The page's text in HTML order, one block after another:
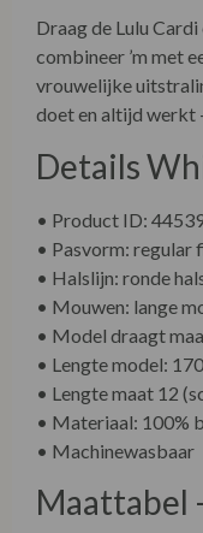
Draag de Lulu Cardi
combineer ’m met
vrouwelijke
doet en altijd werkt
Details
• Product ID:
• Pasvorm: regular
• Halslijn: ronde
• Mouwen: lange
• Model draagt
• Lengte model:
• Lengte maat 12
• Materiaal: 100%
• Machinewasbaar
Maattabel